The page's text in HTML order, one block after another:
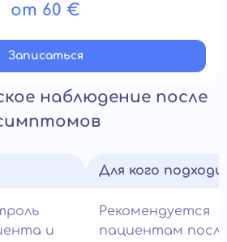
от 60 €
Записатьcя
наблюдение после
и
Для кого
Рекомендуется
пациентам